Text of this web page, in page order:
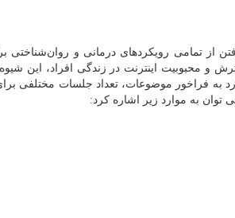
از تمامی رویکردهای درمانی و روان‌شناختی
و محبوبیت اینترنت در زندگی افراد، این شیوه
به فراخور موضوعات، تعداد جلسات مختلفی
به موارد زیر اشاره کرد: